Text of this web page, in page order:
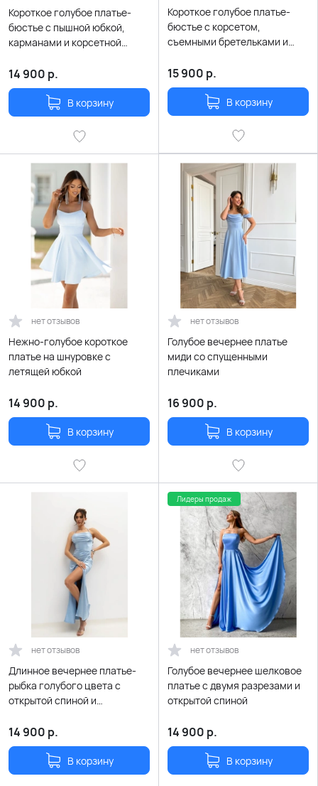
Короткое голубое платье-
бюстье с пышной юбкой,
карманами и корсетной
14 900 р.
В корзину
Короткое голубое платье-
бюстье с корсетом,
съемными бретельками и
воланами
15 900 р.
В корзину
нет отзывов
Нежно-голубое короткое
платье на шнуровке с
летящей юбкой
14 900 р.
В корзину
нет отзывов
Голубое вечернее платье
миди со спущенными
плечиками
16 900 р.
В корзину
нет отзывов
Длинное вечернее платье-
рыбка голубого цвета с
открытой спиной и
14 900 р.
В корзину
Лидеры продаж
нет отзывов
Голубое вечернее шелковое
платье с двумя разрезами и
открытой спиной
14 900 р.
В корзину